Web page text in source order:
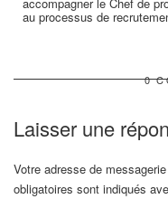
au processus de
0
Laisser une
Votre adresse de
obligatoires sont indiqués